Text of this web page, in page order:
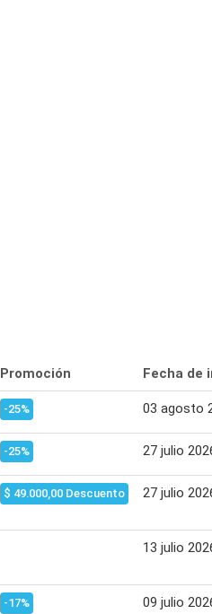
Promoción Fecha de
-25% 03 agosto
-25% 27 julio
$ 49.000,00 Descuento 27 julio
13 julio
-17% 09 julio